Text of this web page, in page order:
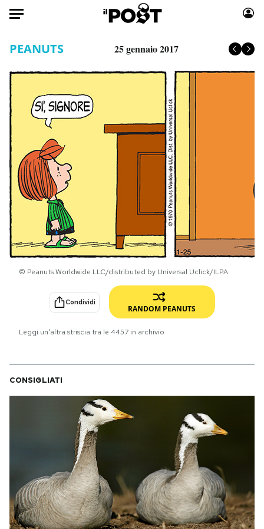
HOME
Italia
Mondo
Politica
Tecnologia
Internet
Scienza
Cultura
Economia
Sport
Moda
Libri
Consumismi
Storie/Idee
Ok Boomer!
Media
Europa
Altrecose
Mondiali calcio 2026
NEWSLETTER
I MIEI PREFERITI
CALENDARIO
AREA PERSONALE
Area Personale
Newsletter
PEANUTS 25 gennaio 2017
© Peanuts Worldwide LLC/distributed by Universal Uclick/ILPA
Condividi
RANDOM PEANUTS
Leggi un'altra striscia tra le 4457 in archivio
CONSIGLIATI